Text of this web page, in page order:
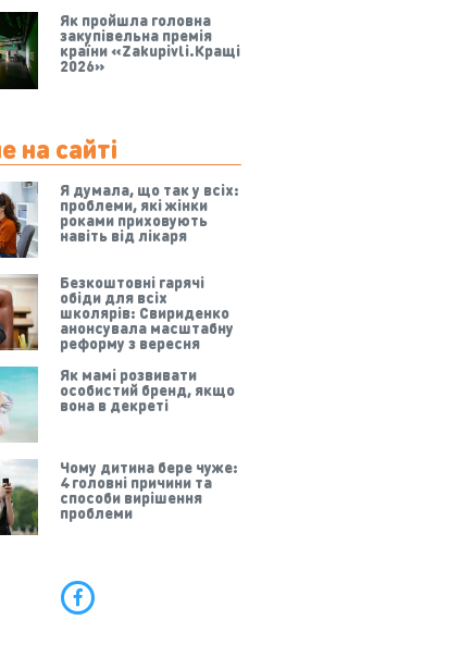
Як пройшла головна
закупівельна премія
країни «Zakupivli.Кращі
2026»
на сайті
Я думала, що так у всіх:
проблеми, які жінки
роками приховують
навіть від лікаря
Безкоштовні гарячі
обіди для всіх
школярів: Свириденко
анонсувала масштабну
реформу з вересня
Як мамі розвивати
особистий бренд, якщо
вона в декреті
Чому дитина бере чуже:
4 головні причини та
способи вирішення
проблеми